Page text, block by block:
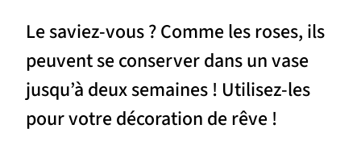
Le saviez-vous ? Comme les roses, ils
peuvent se conserver dans un vase
jusqu’à deux semaines ! Utilisez-les
pour votre décoration de rêve !